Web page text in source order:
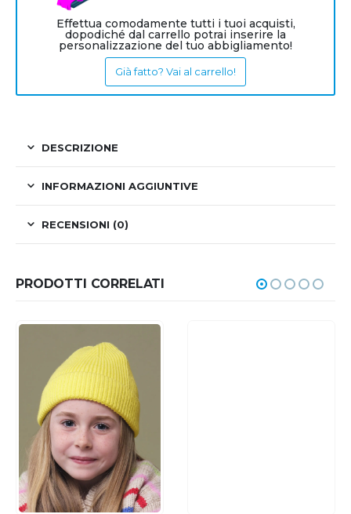
Effettua comodamente tutti i tuoi acquisti,
dopodiché dal carrello potrai inserire la
personalizzazione del tuo abbigliamento!
Già fatto? Vai al carrello!
DESCRIZIONE
INFORMAZIONI AGGIUNTIVE
RECENSIONI (0)
PRODOTTI CORRELATI